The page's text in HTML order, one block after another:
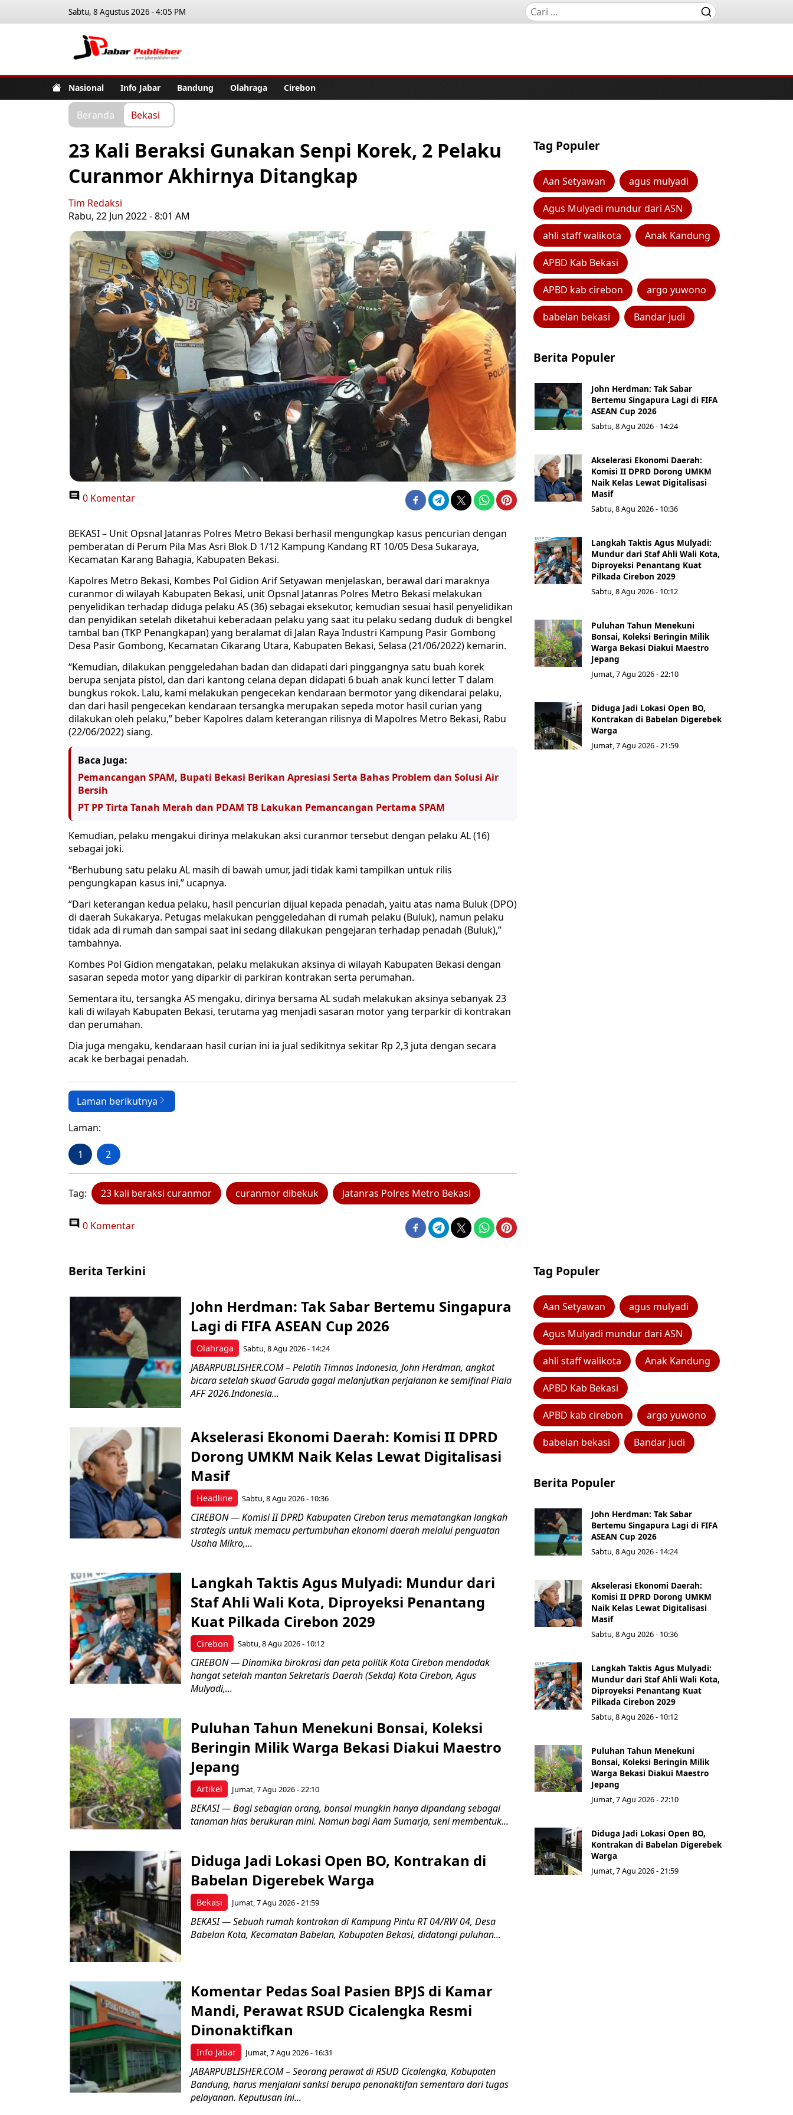
Sabtu, 8 Agustus 2026 - 4:05 PM
Nasional Info Jabar Bandung Olahraga Cirebon
Beranda Bekasi
23 Kali Beraksi Gunakan Senpi Korek, 2 Pelaku
Curanmor Akhirnya Ditangkap
Tim Redaksi
Rabu, 22 Jun 2022 - 8:01 AM
0 Komentar
BEKASI – Unit Opsnal Jatanras Polres Metro Bekasi berhasil mengungkap kasus pencurian dengan
pemberatan di Perum Pila Mas Asri Blok D 1/12 Kampung Kandang RT 10/05 Desa Sukaraya,
Kecamatan Karang Bahagia, Kabupaten Bekasi.
Kapolres Metro Bekasi, Kombes Pol Gidion Arif Setyawan menjelaskan, berawal dari maraknya
curanmor di wilayah Kabupaten Bekasi, unit Opsnal Jatanras Polres Metro Bekasi melakukan
penyelidikan terhadap diduga pelaku AS (36) sebagai eksekutor, kemudian sesuai hasil penyelidikan
dan penyidikan setelah diketahui keberadaan pelaku yang saat itu pelaku sedang duduk di bengkel
tambal ban (TKP Penangkapan) yang beralamat di Jalan Raya Industri Kampung Pasir Gombong
Desa Pasir Gombong, Kecamatan Cikarang Utara, Kabupaten Bekasi, Selasa (21/06/2022) kemarin.
“Kemudian, dilakukan penggeledahan badan dan didapati dari pinggangnya satu buah korek
berupa senjata pistol, dan dari kantong celana depan didapati 6 buah anak kunci letter T dalam
bungkus rokok. Lalu, kami melakukan pengecekan kendaraan bermotor yang dikendarai pelaku,
dan dari hasil pengecekan kendaraan tersangka merupakan sepeda motor hasil curian yang
dilakukan oleh pelaku,” beber Kapolres dalam keterangan rilisnya di Mapolres Metro Bekasi, Rabu
(22/06/2022) siang.
Baca Juga:
Pemancangan SPAM, Bupati Bekasi Berikan Apresiasi Serta Bahas Problem dan Solusi Air
Bersih
PT PP Tirta Tanah Merah dan PDAM TB Lakukan Pemancangan Pertama SPAM
Kemudian, pelaku mengakui dirinya melakukan aksi curanmor tersebut dengan pelaku AL (16)
sebagai joki.
“Berhubung satu pelaku AL masih di bawah umur, jadi tidak kami tampilkan untuk rilis
pengungkapan kasus ini,” ucapnya.
“Dari keterangan kedua pelaku, hasil pencurian dijual kepada penadah, yaitu atas nama Buluk (DPO)
di daerah Sukakarya. Petugas melakukan penggeledahan di rumah pelaku (Buluk), namun pelaku
tidak ada di rumah dan sampai saat ini sedang dilakukan pengejaran terhadap penadah (Buluk),”
tambahnya.
Kombes Pol Gidion mengatakan, pelaku melakukan aksinya di wilayah Kabupaten Bekasi dengan
sasaran sepeda motor yang diparkir di parkiran kontrakan serta perumahan.
Sementara itu, tersangka AS mengaku, dirinya bersama AL sudah melakukan aksinya sebanyak 23
kali di wilayah Kabupaten Bekasi, terutama yag menjadi sasaran motor yang terparkir di kontrakan
dan perumahan.
Dia juga mengaku, kendaraan hasil curian ini ia jual sedikitnya sekitar Rp 2,3 juta dengan secara
acak ke berbagai penadah.
Laman berikutnya
Laman:
1 2
Tag: 23 kali beraksi curanmor curanmor dibekuk Jatanras Polres Metro Bekasi
0 Komentar
Tag Populer
Aan Setyawan agus mulyadi
Agus Mulyadi mundur dari ASN
ahli staff walikota Anak Kandung
APBD Kab Bekasi
APBD kab cirebon argo yuwono
babelan bekasi Bandar judi
Berita Populer
John Herdman: Tak Sabar
Bertemu Singapura Lagi di FIFA
ASEAN Cup 2026
Sabtu, 8 Agu 2026 - 14:24
Akselerasi Ekonomi Daerah:
Komisi II DPRD Dorong UMKM
Naik Kelas Lewat Digitalisasi
Masif
Sabtu, 8 Agu 2026 - 10:36
Langkah Taktis Agus Mulyadi:
Mundur dari Staf Ahli Wali Kota,
Diproyeksi Penantang Kuat
Pilkada Cirebon 2029
Sabtu, 8 Agu 2026 - 10:12
Puluhan Tahun Menekuni
Bonsai, Koleksi Beringin Milik
Warga Bekasi Diakui Maestro
Jepang
Jumat, 7 Agu 2026 - 22:10
Diduga Jadi Lokasi Open BO,
Kontrakan di Babelan Digerebek
Warga
Jumat, 7 Agu 2026 - 21:59
Berita Terkini
Olahraga
John Herdman: Tak Sabar Bertemu Singapura
Lagi di FIFA ASEAN Cup 2026
Sabtu, 8 Agu 2026 - 14:24
JABARPUBLISHER.COM – Pelatih Timnas Indonesia, John Herdman, angkat
bicara setelah skuad Garuda gagal melanjutkan perjalanan ke semifinal Piala
AFF 2026.Indonesia...
Headline
Akselerasi Ekonomi Daerah: Komisi II DPRD
Dorong UMKM Naik Kelas Lewat Digitalisasi
Masif
Sabtu, 8 Agu 2026 - 10:36
CIREBON — Komisi II DPRD Kabupaten Cirebon terus mematangkan langkah
strategis untuk memacu pertumbuhan ekonomi daerah melalui penguatan
Usaha Mikro,...
Cirebon
Langkah Taktis Agus Mulyadi: Mundur dari
Staf Ahli Wali Kota, Diproyeksi Penantang
Kuat Pilkada Cirebon 2029
Sabtu, 8 Agu 2026 - 10:12
CIREBON — Dinamika birokrasi dan peta politik Kota Cirebon mendadak
hangat setelah mantan Sekretaris Daerah (Sekda) Kota Cirebon, Agus
Mulyadi,...
Artikel
Puluhan Tahun Menekuni Bonsai, Koleksi
Beringin Milik Warga Bekasi Diakui Maestro
Jepang
Jumat, 7 Agu 2026 - 22:10
BEKASI — Bagi sebagian orang, bonsai mungkin hanya dipandang sebagai
tanaman hias berukuran mini. Namun bagi Aam Sumarja, seni membentuk...
Bekasi
Diduga Jadi Lokasi Open BO, Kontrakan di
Babelan Digerebek Warga
Jumat, 7 Agu 2026 - 21:59
BEKASI — Sebuah rumah kontrakan di Kampung Pintu RT 04/RW 04, Desa
Babelan Kota, Kecamatan Babelan, Kabupaten Bekasi, didatangi puluhan...
Info Jabar
Komentar Pedas Soal Pasien BPJS di Kamar
Mandi, Perawat RSUD Cicalengka Resmi
Dinonaktifkan
Jumat, 7 Agu 2026 - 16:31
JABARPUBLISHER.COM – Seorang perawat di RSUD Cicalengka, Kabupaten
Bandung, harus menjalani sanksi berupa penonaktifan sementara dari tugas
pelayanan. Keputusan ini...
Tag Populer
Aan Setyawan agus mulyadi
Agus Mulyadi mundur dari ASN
ahli staff walikota Anak Kandung
APBD Kab Bekasi
APBD kab cirebon argo yuwono
babelan bekasi Bandar judi
Berita Populer
John Herdman: Tak Sabar
Bertemu Singapura Lagi di FIFA
ASEAN Cup 2026
Sabtu, 8 Agu 2026 - 14:24
Akselerasi Ekonomi Daerah:
Komisi II DPRD Dorong UMKM
Naik Kelas Lewat Digitalisasi
Masif
Sabtu, 8 Agu 2026 - 10:36
Langkah Taktis Agus Mulyadi:
Mundur dari Staf Ahli Wali Kota,
Diproyeksi Penantang Kuat
Pilkada Cirebon 2029
Sabtu, 8 Agu 2026 - 10:12
Puluhan Tahun Menekuni
Bonsai, Koleksi Beringin Milik
Warga Bekasi Diakui Maestro
Jepang
Jumat, 7 Agu 2026 - 22:10
Diduga Jadi Lokasi Open BO,
Kontrakan di Babelan Digerebek
Warga
Jumat, 7 Agu 2026 - 21:59